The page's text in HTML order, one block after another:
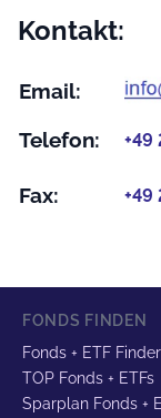
Kontakt:
Email:
Telefon:
+49
Fax: +49
FONDS FINDEN
Fonds + ETF Finder
TOP Fonds + ETFs
Sparplan Fonds +